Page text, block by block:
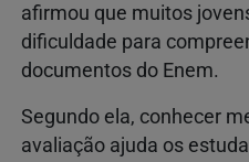
afirmou que muitos
dificuldade para
documentos do Enem.
Segundo ela, conhecer
avaliação ajuda os